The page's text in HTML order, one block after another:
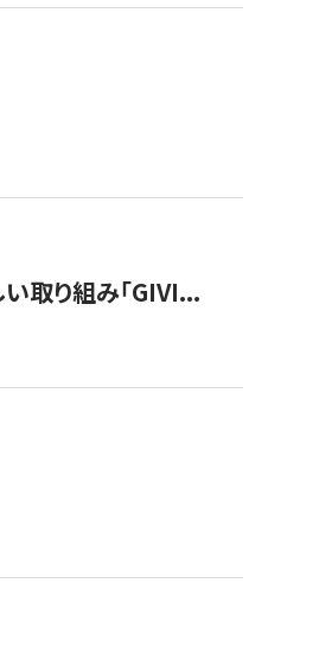
取り組み「GIVI...